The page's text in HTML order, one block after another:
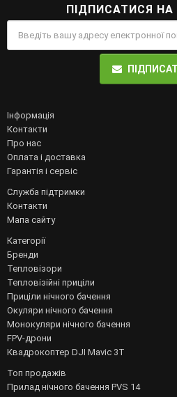
ПІДПИСАТИСЯ
Інформація
Контакти
Про нас
Оплата і доставка
Гарантія і сервіс
Служба підтримки
Контакти
Мапа сайту
Категорії
Бренди
Тепловізори
Тепловізійні приціли
Приціли нічного бачення
Окуляри нічного бачення
Монокуляри нічного бачення
FPV-дрони
Квадрокоптер DJI Mavic 3T
Топ продажів
Прилад нічного бачення PVS 14